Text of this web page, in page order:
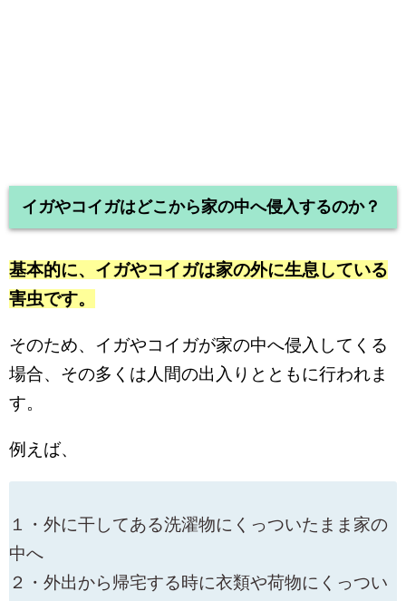
イガやコイガはどこから家の中へ侵入するのか？
基本的に、イガやコイガは家の外に生息している
害虫です。
そのため、イガやコイガが家の中へ侵入してくる
場合、その多くは人間の出入りとともに行われま
す。
例えば、
１・外に干してある洗濯物にくっついたまま家の
中へ
２・外出から帰宅する時に衣類や荷物にくっつい